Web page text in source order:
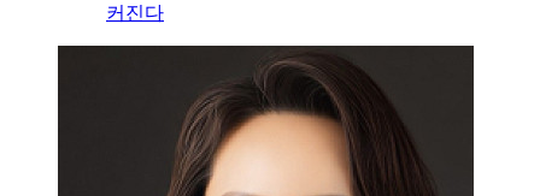
커진다